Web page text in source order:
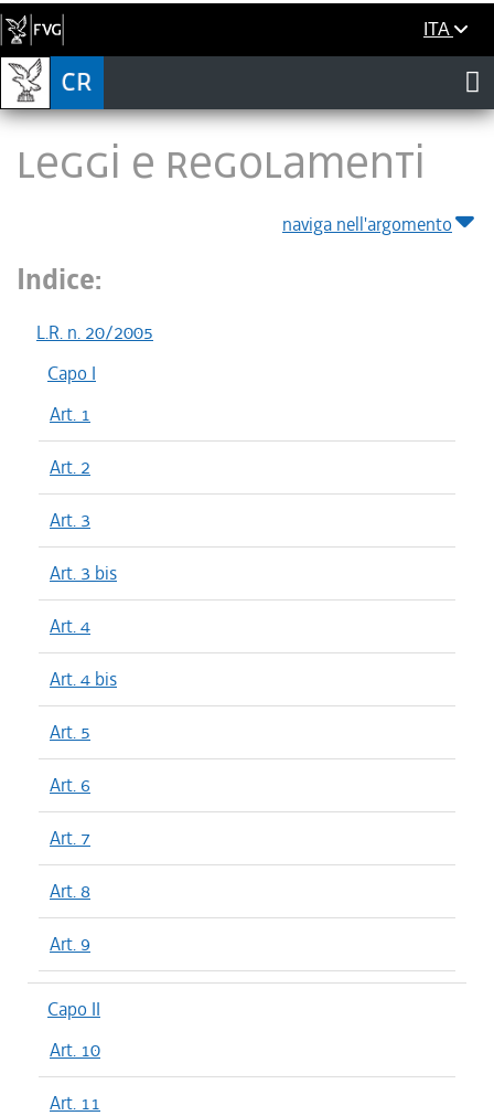
ITA
LEGGI E REGOLAMENTI
naviga nell'argomento
Indice:
L.R. n. 20/2005
Capo I
Art. 1
Art. 2
Art. 3
Art. 3 bis
Art. 4
Art. 4 bis
Art. 5
Art. 6
Art. 7
Art. 8
Art. 9
Capo II
Art. 10
Art. 11